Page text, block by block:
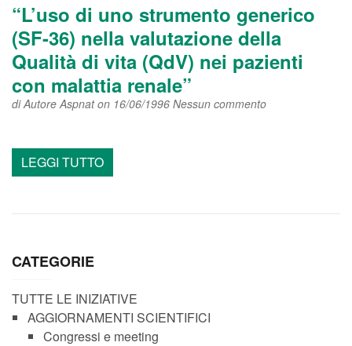
“L’uso di uno strumento generico
(SF-36) nella valutazione della
Qualità di vita (QdV) nei pazienti
con malattia renale”
diAutore Aspnaton 16/06/1996 Nessun commento
LEGGI TUTTO
CATEGORIE
TUTTE LE INIZIATIVE
AGGIORNAMENTI SCIENTIFICI
Congressi e meeting